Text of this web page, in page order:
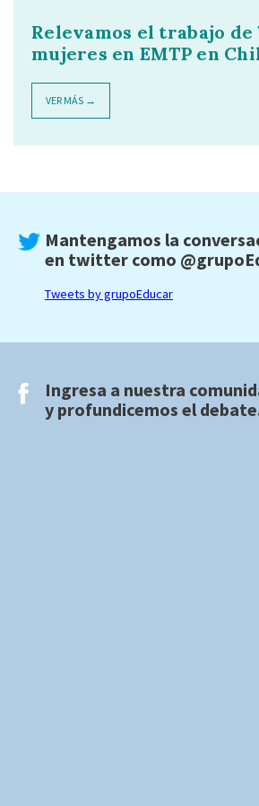
Relevamos el trabajo de
mujeres en EMTP en
VER MÁS →
Mantengamos la
en twitter como
Tweets by grupoEducar
Ingresa a nuestra
y profundicemos el